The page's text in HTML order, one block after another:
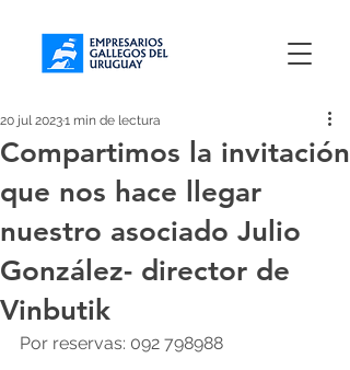
Compartimos la invitación
que nos hace llegar
nuestro asociado Julio
González- director de
Vinbutik
20 jul 20231 min de lectura
Por reservas: 092 798988